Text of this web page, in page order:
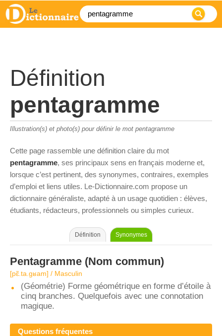
Définition
pentagramme
Illustration(s) et photo(s) pour définir le mot pentagramme
Cette page rassemble une définition claire du mot
pentagramme, ses principaux sens en français moderne et,
lorsque c’est pertinent, des synonymes, contraires, exemples
d’emploi et liens utiles. Le-Dictionnaire.com propose un
dictionnaire généraliste, adapté à un usage quotidien : élèves,
étudiants, rédacteurs, professionnels ou simples curieux.
Définition Synonymes
Pentagramme (Nom commun)
[pɛ̃.ta.ɡʁam] / Masculin
(Géométrie) Forme géométrique en forme d’étoile à
cinq branches. Quelquefois avec une connotation
magique.
Questions fréquentes